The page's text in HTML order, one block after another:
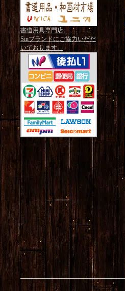
書道用具専門店。
Sinブランドにご協力いただ
いております。